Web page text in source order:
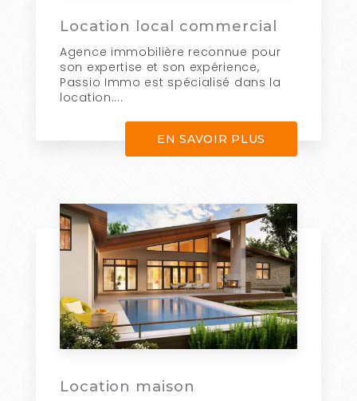
Location local commercial
Agence immobilière reconnue pour
son expertise et son expérience,
Passio Immo est spécialisé dans la
location....
EN SAVOIR PLUS
Location maison